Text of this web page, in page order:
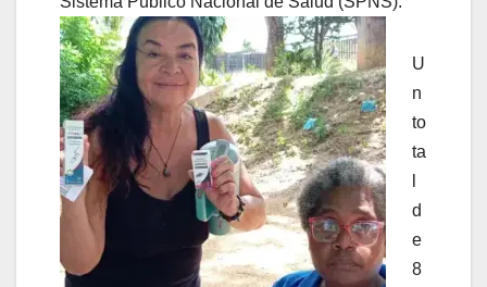
U
n
to
ta
d
e
8